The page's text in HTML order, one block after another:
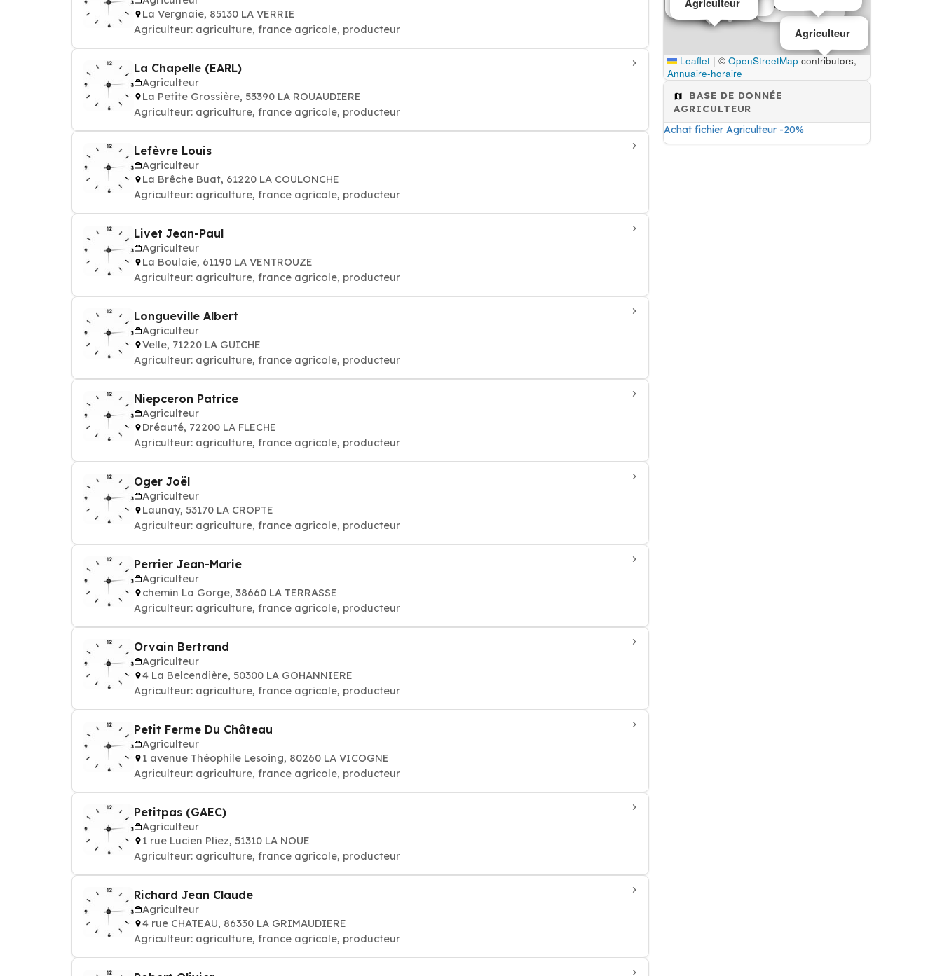
La Vergnaie, 85130 LA VERRIE
Agriculteur: agriculture, france agricole, producteur
La Chapelle (EARL)
Agriculteur
La Petite Grossière, 53390 LA ROUAUDIERE
Agriculteur: agriculture, france agricole, producteur
Lefèvre Louis
Agriculteur
La Brêche Buat, 61220 LA COULONCHE
Agriculteur: agriculture, france agricole, producteur
Livet Jean-Paul
Agriculteur
La Boulaie, 61190 LA VENTROUZE
Agriculteur: agriculture, france agricole, producteur
Longueville Albert
Agriculteur
Velle, 71220 LA GUICHE
Agriculteur: agriculture, france agricole, producteur
Niepceron Patrice
Agriculteur
Dréauté, 72200 LA FLECHE
Agriculteur: agriculture, france agricole, producteur
Oger Joël
Agriculteur
Launay, 53170 LA CROPTE
Agriculteur: agriculture, france agricole, producteur
Perrier Jean-Marie
Agriculteur
chemin La Gorge, 38660 LA TERRASSE
Agriculteur: agriculture, france agricole, producteur
Orvain Bertrand
Agriculteur
4 La Belcendière, 50300 LA GOHANNIERE
Agriculteur: agriculture, france agricole, producteur
Petit Ferme Du Château
Agriculteur
1 avenue Théophile Lesoing, 80260 LA VICOGNE
Agriculteur: agriculture, france agricole, producteur
Petitpas (GAEC)
Agriculteur
1 rue Lucien Pliez, 51310 LA NOUE
Agriculteur: agriculture, france agricole, producteur
Richard Jean Claude
Agriculteur
4 rue CHATEAU, 86330 LA GRIMAUDIERE
Agriculteur: agriculture, france agricole, producteur
Agriculteur
Agriculteur
Agriculteur
Leaflet | © OpenStreetMap contributors,
Annuaire-horaire
BASE DE DONNÉE
AGRICULTEUR
Achat fichier Agriculteur -20%